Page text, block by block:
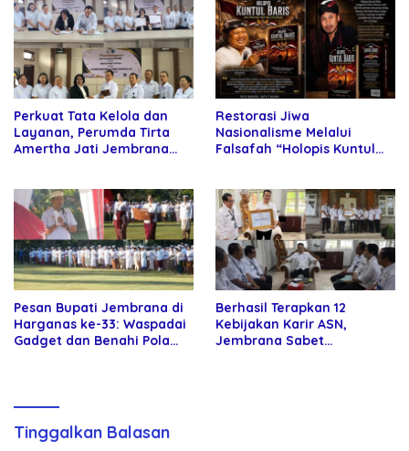
Perkuat Tata Kelola dan
Layanan, Perumda Tirta
Amertha Jati Jembrana
Restorasi Jiwa
Nasionalisme Melalui
Falsafah “Holopis Kuntul
Pesan Bupati Jembrana di
Harganas ke-33: Waspadai
Gadget dan Benahi Pola
Berhasil Terapkan 12
Kebijakan Karir ASN,
Jembrana Sabet
Tinggalkan Balasan